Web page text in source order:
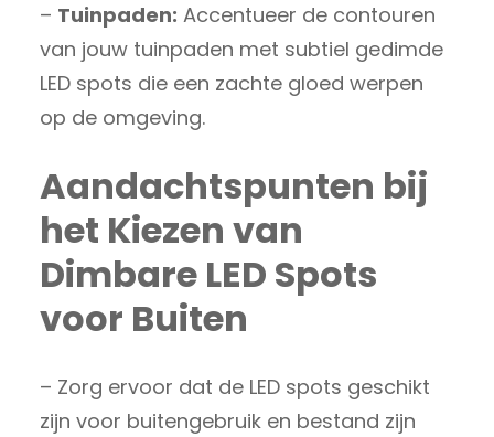
– Tuinpaden: Accentueer de contouren
van jouw tuinpaden met subtiel gedimde
LED spots die een zachte gloed werpen
op de omgeving.
Aandachtspunten bij
het Kiezen van
Dimbare LED Spots
voor Buiten
– Zorg ervoor dat de LED spots geschikt
zijn voor buitengebruik en bestand zijn